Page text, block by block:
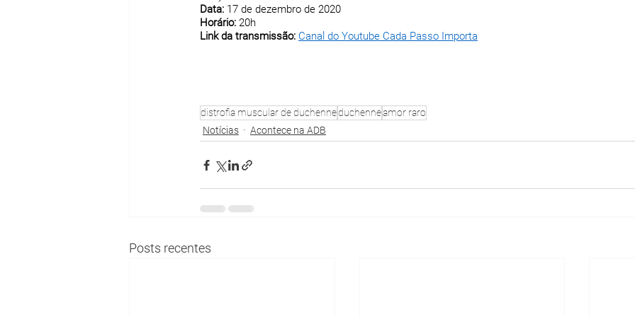
Data: 17 de dezembro de 2020
Horário: 20h
Link da transmissão: Canal do Youtube Cada Passo Importa
distrofia muscular de duchenneduchenneamor raro
Notícias
Acontece na ADB
Posts recentes